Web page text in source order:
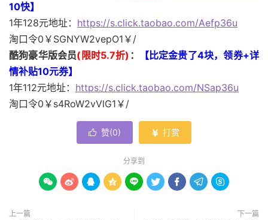
10快】
1年128元地址： https://s.click.taobao.com/Aefp36u
淘口令0￥SGNYW2vepO1￥/
酷狗豪华版会员(限时5.7折) ：
【比定金贵了4块，领券+详
情补贴10元券】
1年112元地址： https://s.click.taobao.com/NSap36u
淘口令0￥s4RoW2vVlG1￥/
 赞(0)  打赏
分享到
        
上一篇 下一篇